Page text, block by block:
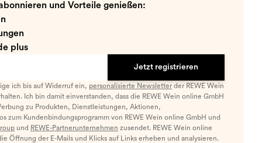
und Vorteile genießen:
plus
Jetzt registrieren
ich bis auf Widerruf ein, personalisierte Newsletterder REWE Wein
Ich bin damit einverstanden, dass die REWE Wein online GmbH
zu Produkten, Dienstleistungen, Aktionen,
zum Kundenbindungsprogramm von REWE Wein online GmbH und
und REWE-Partnerunternehmen zusendet. REWE Wein online
Öffnung der E-Mails und Klicks auf Links erheben und analysieren.